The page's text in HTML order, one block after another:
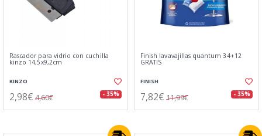
Rascador para vidrio con cuchilla
kinzo 14,5x9,2cm
KINZO
2,98€ 4,60€ - 35%
Finish lavavajillas quantum 34+12
GRATIS
FINISH
7,82€ 11,99€ - 35%